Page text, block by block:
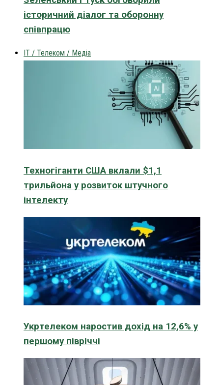
історичний діалог та оборонну
співпрацю
IT / Телеком / Медіа
Техногіганти США вклали $1,1
трильйона у розвиток штучного
інтелекту
Укртелеком наростив дохід на 12,6% у
першому півріччі